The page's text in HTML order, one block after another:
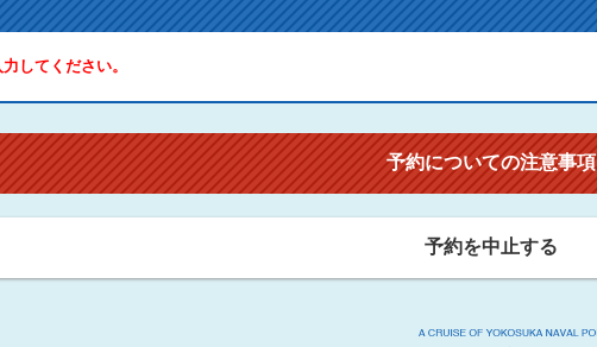
してください。
予約についての注意事項
予約を中止する